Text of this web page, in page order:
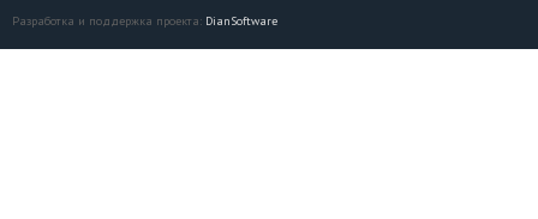
Разработка и поддержка проекта: DianSoftware